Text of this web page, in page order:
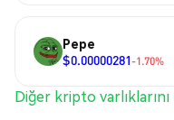
Pepe
$0.00000281-1.70%
Diğer kripto